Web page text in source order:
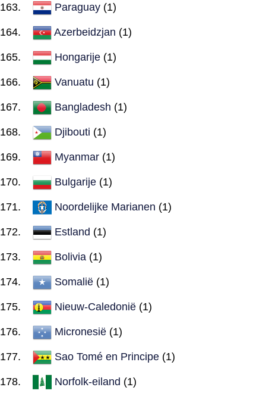
Paraguay (1)
Azerbeidzjan (1)
Hongarije (1)
Vanuatu (1)
Bangladesh (1)
Djibouti (1)
Myanmar (1)
Bulgarije (1)
Noordelijke Marianen (1)
Estland (1)
Bolivia (1)
Somalië (1)
Nieuw-Caledonië (1)
Micronesië (1)
Sao Tomé en Principe (1)
Norfolk-eiland (1)